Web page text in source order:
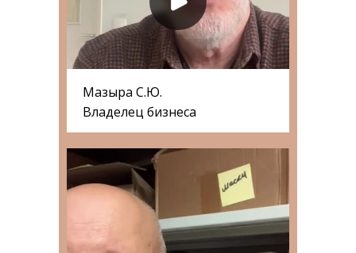
Мазыра С.Ю.
Владелец бизнеса